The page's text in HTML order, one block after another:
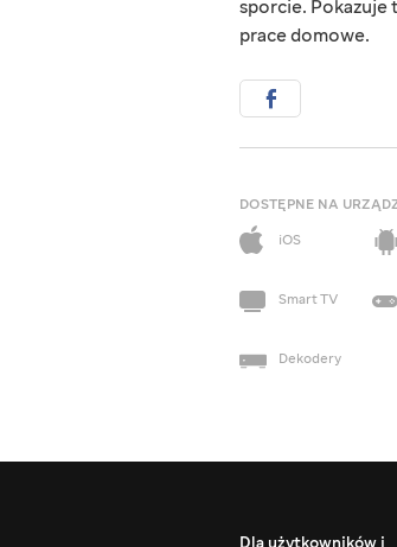
sporcie. Pokazuje
prace domowe.
DOSTĘPNE NA
iOS
Smart TV
Dekodery